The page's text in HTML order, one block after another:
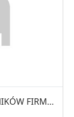
TANIE NOCLEGI DLA PRACOWNIKÓW FIRM NOCLEGI PRACOWNICZE